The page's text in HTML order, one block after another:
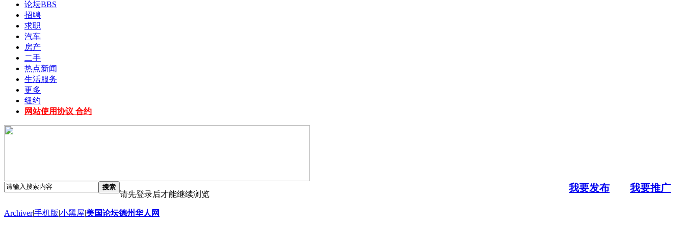
论坛BBS
招聘
求职
汽车
房产
二手
热点新闻
生活服务
更多
纽约
网站使用协议 合约
搜索 我要发布 我要推广
请先登录后才能继续浏览
Archiver|手机版|小黑屋|美国论坛德州华人网